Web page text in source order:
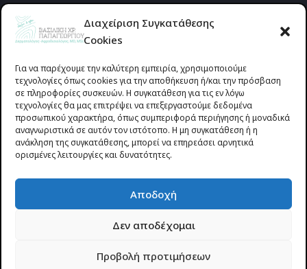
Διαχείριση Συγκατάθεσης
Cookies
Για να παρέχουμε την καλύτερη εμπειρία, χρησιμοποιούμε
τεχνολογίες όπως cookies για την αποθήκευση ή/και την πρόσβαση
σε πληροφορίες συσκευών. Η συγκατάθεση για τις εν λόγω
τεχνολογίες θα μας επιτρέψει να επεξεργαστούμε δεδομένα
προσωπικού χαρακτήρα, όπως συμπεριφορά περιήγησης ή μοναδικά
αναγνωριστικά σε αυτόν τον ιστότοπο. Η μη συγκατάθεση ή η
ανάκληση της συγκατάθεσης, μπορεί να επηρεάσει αρνητικά
ορισμένες λειτουργίες και δυνατότητες.
Αποδοχή
Δεν αποδέχομαι
Προβολή προτιμήσεων
Προυσιωτίσσης 27 & Δ.Σταϊκου , Αγρίνιο 30133 (έναντι γηπέδου
Site-Forge.com